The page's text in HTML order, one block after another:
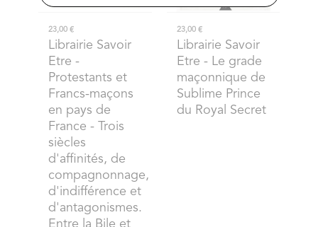
23,00 €
Librairie Savoir
Etre -
Protestants et
Francs-maçons
en pays de
France - Trois
siècles
d'affinités, de
compagnonnage,
d'indifférence et
d'antagonismes.
Entre la Bile et
23,00 €
Librairie Savoir
Etre - Le grade
maçonnique de
Sublime Prince
du Royal Secret